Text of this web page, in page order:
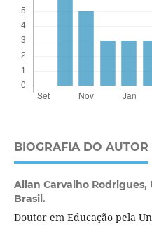
BIOGRAFIA DO AUTOR
Allan Carvalho Rodrigues,
Brasil.
Doutor em Educação pela